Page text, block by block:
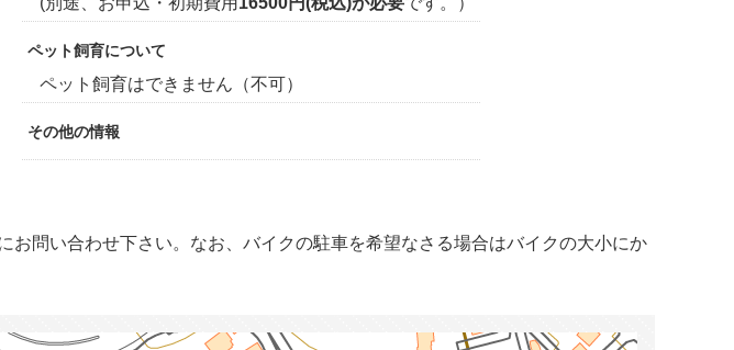
ペット飼育について
ペット飼育はできません（不可）
その他の情報
問い合わせ下さい。なお、バイクの駐車を希望なさる場合はバイクの大小にか